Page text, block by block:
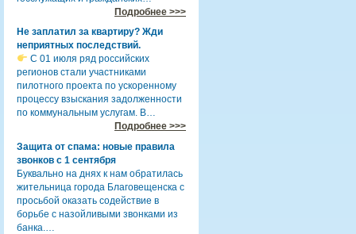
Подробнее >>>
Не заплатил за квартиру? Жди
неприятных последствий.
С 01 июля ряд российских
регионов стали участниками
пилотного проекта по ускоренному
процессу взыскания задолженности
по коммунальным услугам. В…
Подробнее >>>
Защита от спама: новые правила
звонков с 1 сентября
Буквально на днях к нам обратилась
жительница города Благовещенска с
просьбой оказать содействие в
борьбе с назойливыми звонками из
банка.…